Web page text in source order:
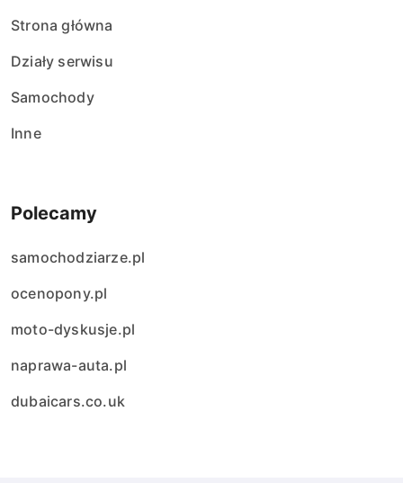
Strona główna
Działy serwisu
Samochody
Inne
Polecamy
samochodziarze.pl
ocenopony.pl
moto-dyskusje.pl
naprawa-auta.pl
dubaicars.co.uk